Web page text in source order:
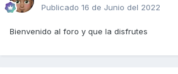
Publicado 16 de Junio del 2022
Bienvenido al foro y que la disfrutes